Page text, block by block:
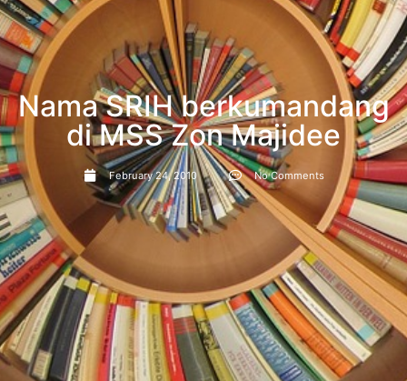
Nama SRIH berkumandang
di MSS Zon Majidee
February 24, 2010 No Comments